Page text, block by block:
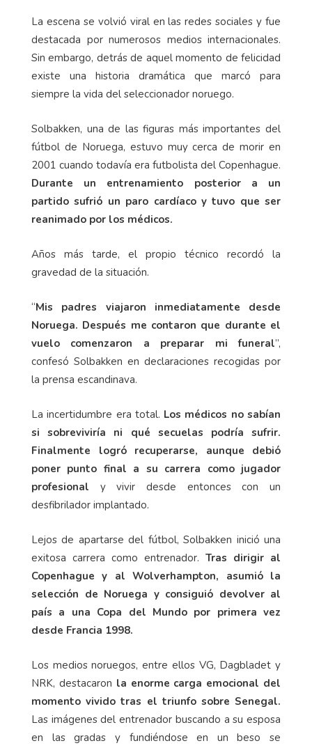
La escena se volvió viral en las redes sociales y fue
destacada por numerosos medios internacionales.
Sin embargo, detrás de aquel momento de felicidad
existe una historia dramática que marcó para
siempre la vida del seleccionador noruego.
Solbakken, una de las figuras más importantes del
fútbol de Noruega, estuvo muy cerca de morir en
2001 cuando todavía era futbolista del Copenhague.
Durante un entrenamiento posterior a un
partido sufrió un paro cardíaco y tuvo que ser
reanimado por los médicos.
Años más tarde, el propio técnico recordó la
gravedad de la situación.
“Mis padres viajaron inmediatamente desde
Noruega. Después me contaron que durante el
vuelo comenzaron a preparar mi funeral”,
confesó Solbakken en declaraciones recogidas por
la prensa escandinava.
La incertidumbre era total. Los médicos no sabían
si sobreviviría ni qué secuelas podría sufrir.
Finalmente logró recuperarse, aunque debió
poner punto final a su carrera como jugador
profesional y vivir desde entonces con un
desfibrilador implantado.
Lejos de apartarse del fútbol, Solbakken inició una
exitosa carrera como entrenador. Tras dirigir al
Copenhague y al Wolverhampton, asumió la
selección de Noruega y consiguió devolver al
país a una Copa del Mundo por primera vez
desde Francia 1998.
Los medios noruegos, entre ellos VG, Dagbladet y
NRK, destacaron la enorme carga emocional del
momento vivido tras el triunfo sobre Senegal.
Las imágenes del entrenador buscando a su esposa
en las gradas y fundiéndose en un beso se